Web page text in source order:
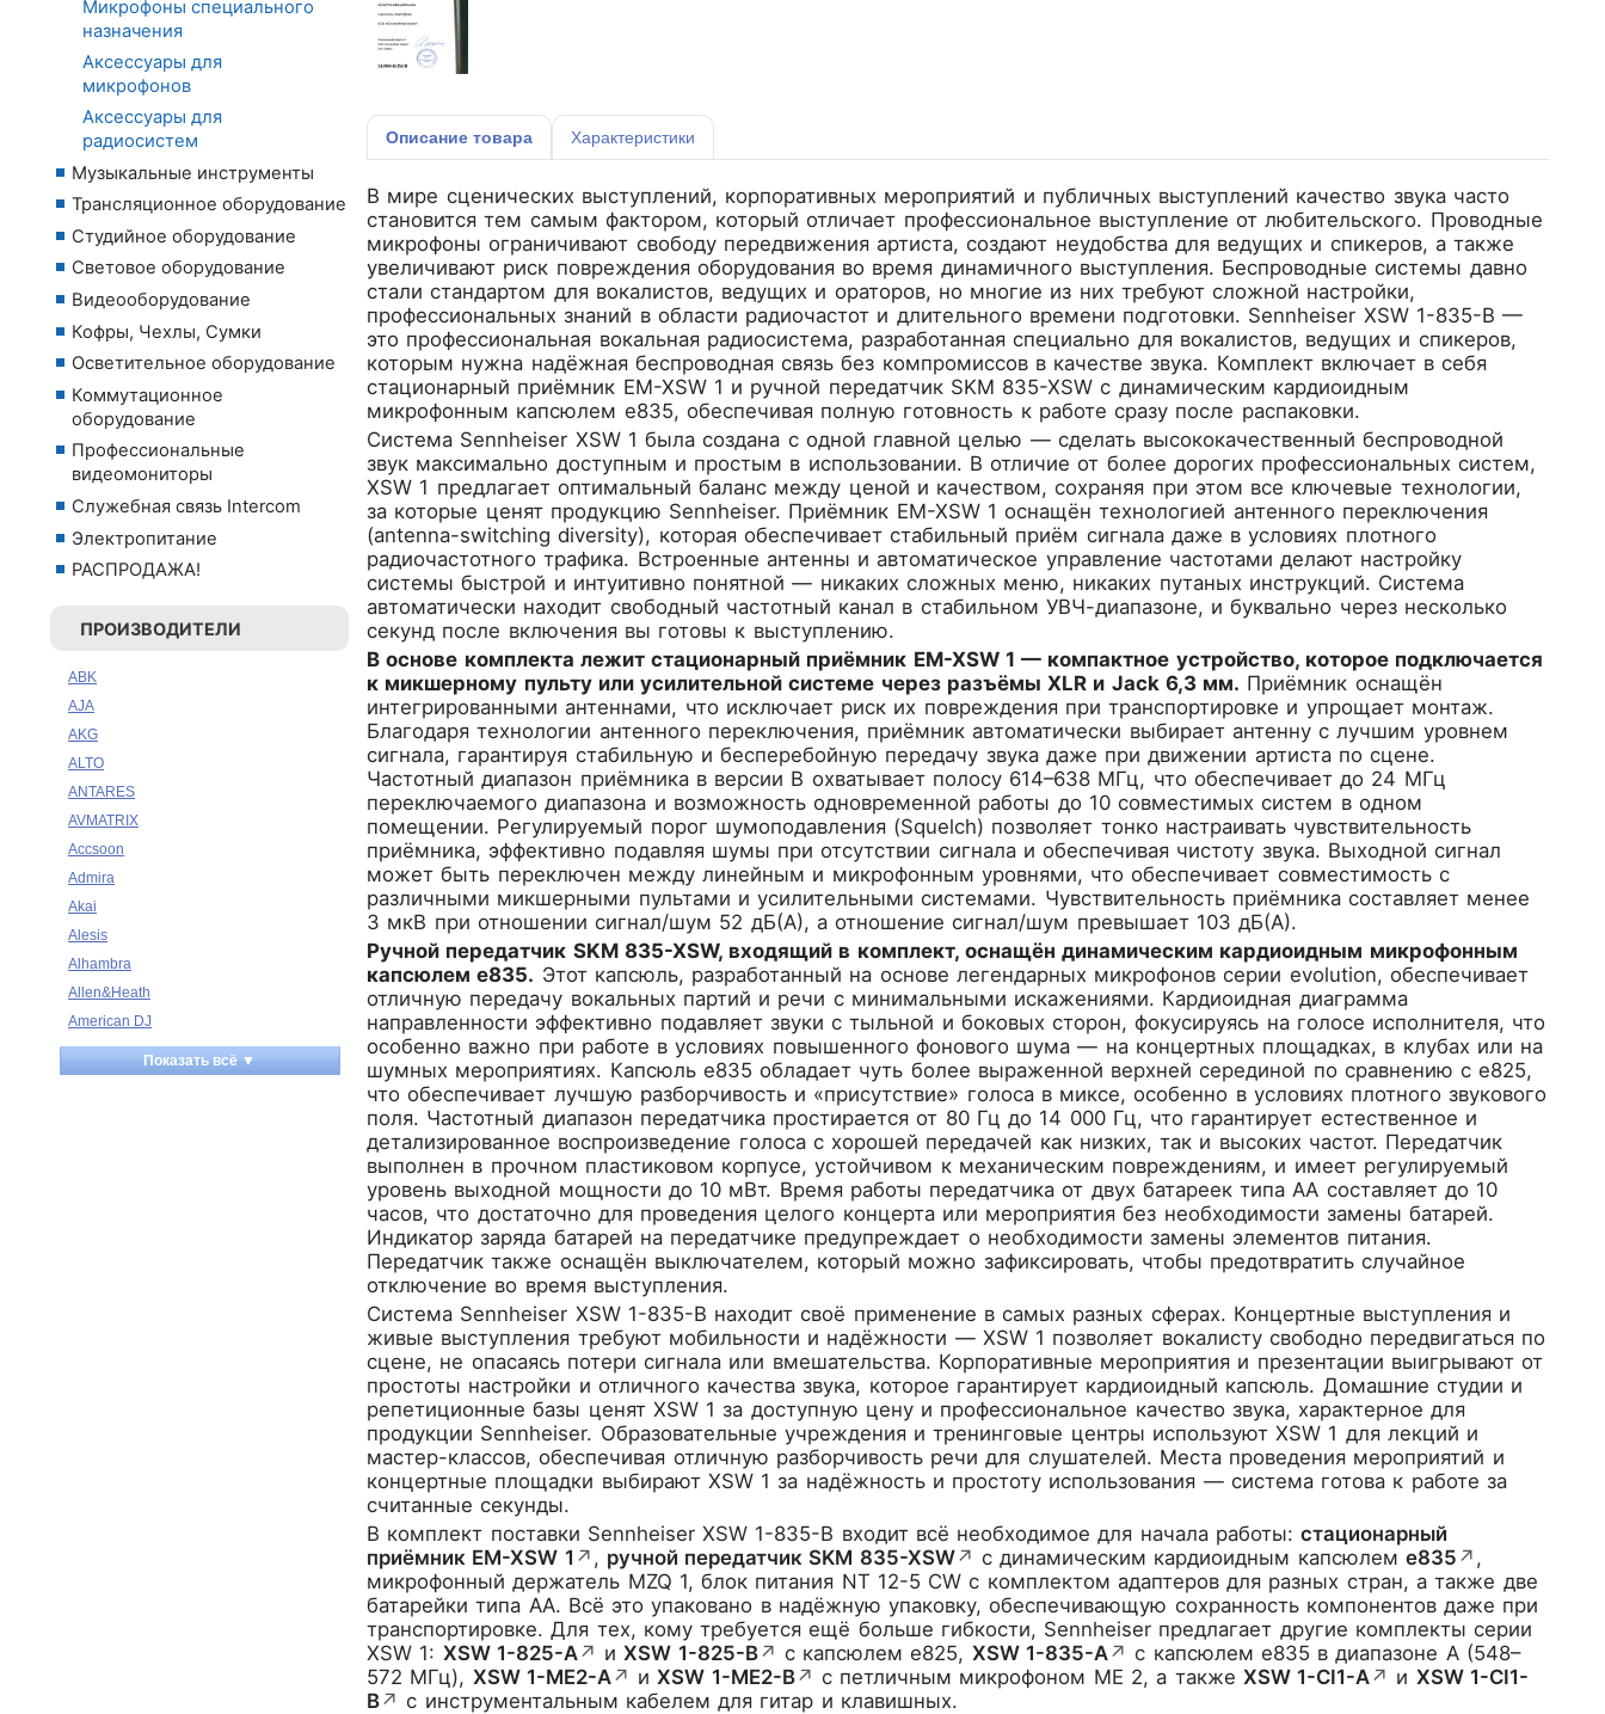
Микрофоны специального
назначения
Аксессуары для
микрофонов
Аксессуары для
радиосистем
Музыкальные инструменты
Трансляционное оборудование
Студийное оборудование
Световое оборудование
Видеооборудование
Кофры, Чехлы, Сумки
Осветительное оборудование
Коммутационное
оборудование
Профессиональные
видеомониторы
Служебная связь Intercom
Электропитание
РАСПРОДАЖА!
ПРОИЗВОДИТЕЛИ
ABK
AJA
AKG
ALTO
ANTARES
AVMATRIX
Accsoon
Admira
Akai
Alesis
Alhambra
Allen&Heath
American DJ
Ampeg
Apart
Показать всё ▼
Описание товара Характеристики
В мире сценических выступлений, корпоративных мероприятий и публичных выступлений качество звука часто
становится тем самым фактором, который отличает профессиональное выступление от любительского. Проводные
микрофоны ограничивают свободу передвижения артиста, создают неудобства для ведущих и спикеров, а также
увеличивают риск повреждения оборудования во время динамичного выступления. Беспроводные системы давно
стали стандартом для вокалистов, ведущих и ораторов, но многие из них требуют сложной настройки,
профессиональных знаний в области радиочастот и длительного времени подготовки. Sennheiser XSW 1-835-B —
это профессиональная вокальная радиосистема, разработанная специально для вокалистов, ведущих и спикеров,
которым нужна надёжная беспроводная связь без компромиссов в качестве звука. Комплект включает в себя
стационарный приёмник EM-XSW 1 и ручной передатчик SKM 835-XSW с динамическим кардиоидным
микрофонным капсюлем e835, обеспечивая полную готовность к работе сразу после распаковки.
Система Sennheiser XSW 1 была создана с одной главной целью — сделать высококачественный беспроводной
звук максимально доступным и простым в использовании. В отличие от более дорогих профессиональных систем,
XSW 1 предлагает оптимальный баланс между ценой и качеством, сохраняя при этом все ключевые технологии,
за которые ценят продукцию Sennheiser. Приёмник EM-XSW 1 оснащён технологией антенного переключения
(antenna-switching diversity), которая обеспечивает стабильный приём сигнала даже в условиях плотного
радиочастотного трафика. Встроенные антенны и автоматическое управление частотами делают настройку
системы быстрой и интуитивно понятной — никаких сложных меню, никаких путаных инструкций. Система
автоматически находит свободный частотный канал в стабильном УВЧ-диапазоне, и буквально через несколько
секунд после включения вы готовы к выступлению.
В основе комплекта лежит стационарный приёмник EM-XSW 1 — компактное устройство, которое подключается
к микшерному пульту или усилительной системе через разъёмы XLR и Jack 6,3 мм. Приёмник оснащён
интегрированными антеннами, что исключает риск их повреждения при транспортировке и упрощает монтаж.
Благодаря технологии антенного переключения, приёмник автоматически выбирает антенну с лучшим уровнем
сигнала, гарантируя стабильную и бесперебойную передачу звука даже при движении артиста по сцене.
Частотный диапазон приёмника в версии B охватывает полосу 614–638 МГц, что обеспечивает до 24 МГц
переключаемого диапазона и возможность одновременной работы до 10 совместимых систем в одном
помещении. Регулируемый порог шумоподавления (Squelch) позволяет тонко настраивать чувствительность
приёмника, эффективно подавляя шумы при отсутствии сигнала и обеспечивая чистоту звука. Выходной сигнал
может быть переключен между линейным и микрофонным уровнями, что обеспечивает совместимость с
различными микшерными пультами и усилительными системами. Чувствительность приёмника составляет менее
3 мкВ при отношении сигнал/шум 52 дБ(А), а отношение сигнал/шум превышает 103 дБ(А).
Ручной передатчик SKM 835-XSW, входящий в комплект, оснащён динамическим кардиоидным микрофонным
капсюлем e835. Этот капсюль, разработанный на основе легендарных микрофонов серии evolution, обеспечивает
отличную передачу вокальных партий и речи с минимальными искажениями. Кардиоидная диаграмма
направленности эффективно подавляет звуки с тыльной и боковых сторон, фокусируясь на голосе исполнителя, что
особенно важно при работе в условиях повышенного фонового шума — на концертных площадках, в клубах или на
шумных мероприятиях. Капсюль e835 обладает чуть более выраженной верхней серединой по сравнению с e825,
что обеспечивает лучшую разборчивость и «присутствие» голоса в миксе, особенно в условиях плотного звукового
поля. Частотный диапазон передатчика простирается от 80 Гц до 14 000 Гц, что гарантирует естественное и
детализированное воспроизведение голоса с хорошей передачей как низких, так и высоких частот. Передатчик
выполнен в прочном пластиковом корпусе, устойчивом к механическим повреждениям, и имеет регулируемый
уровень выходной мощности до 10 мВт. Время работы передатчика от двух батареек типа AA составляет до 10
часов, что достаточно для проведения целого концерта или мероприятия без необходимости замены батарей.
Индикатор заряда батарей на передатчике предупреждает о необходимости замены элементов питания.
Передатчик также оснащён выключателем, который можно зафиксировать, чтобы предотвратить случайное
отключение во время выступления.
Система Sennheiser XSW 1-835-B находит своё применение в самых разных сферах. Концертные выступления и
живые выступления требуют мобильности и надёжности — XSW 1 позволяет вокалисту свободно передвигаться по
сцене, не опасаясь потери сигнала или вмешательства. Корпоративные мероприятия и презентации выигрывают от
простоты настройки и отличного качества звука, которое гарантирует кардиоидный капсюль. Домашние студии и
репетиционные базы ценят XSW 1 за доступную цену и профессиональное качество звука, характерное для
продукции Sennheiser. Образовательные учреждения и тренинговые центры используют XSW 1 для лекций и
мастер-классов, обеспечивая отличную разборчивость речи для слушателей. Места проведения мероприятий и
концертные площадки выбирают XSW 1 за надёжность и простоту использования — система готова к работе за
считанные секунды.
В комплект поставки Sennheiser XSW 1-835-B входит всё необходимое для начала работы:стационарный
приёмник EM-XSW 1 ↗ , ручной передатчик SKM 835-XSW↗ с динамическим кардиоидным капсюлем e835 ↗ ,
микрофонный держатель MZQ 1, блок питания NT 12-5 CW с комплектом адаптеров для разных стран, а также две
батарейки типа AA. Всё это упаковано в надёжную упаковку, обеспечивающую сохранность компонентов даже при
транспортировке. Для тех, кому требуется ещё больше гибкости, Sennheiser предлагает другие комплекты серии
XSW 1: XSW 1-825-A↗ и XSW 1-825-B↗ с капсюлем e825, XSW 1-835-A↗ с капсюлем e835 в диапазоне A (548–
572 МГц), XSW 1-ME2-A↗ и XSW 1-ME2-B↗ с петличным микрофоном ME 2, а также XSW 1-CI1-A↗ и XSW 1-CI1-
B↗ с инструментальным кабелем для гитар и клавишных.